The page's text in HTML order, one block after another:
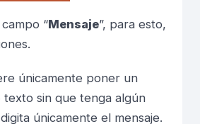
“Mensaje”, para esto,
únicamente poner un
texto sin que tenga algún
únicamente el mensaje.